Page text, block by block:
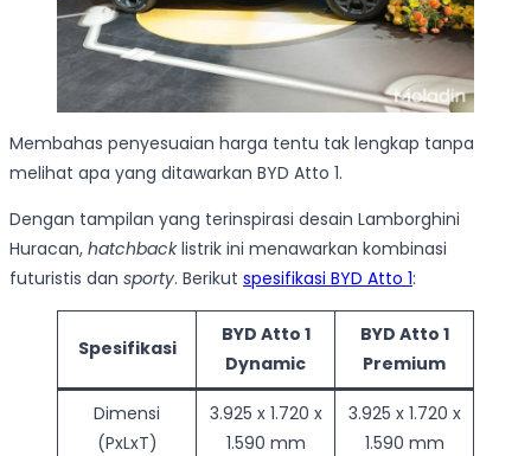
Membahas penyesuaian harga tentu tak lengkap tanpa
melihat apa yang ditawarkan BYD Atto 1.
Dengan tampilan yang terinspirasi desain Lamborghini
Huracan, hatchbacklistrik ini menawarkan kombinasi
futuristis dan sporty. Berikut spesifikasi BYD Atto 1:
Spesifikasi
BYD Atto 1
Dynamic
BYD Atto 1
Premium
Dimensi
(PxLxT)
3.925 x 1.720 x
1.590 mm
3.925 x 1.720 x
1.590 mm